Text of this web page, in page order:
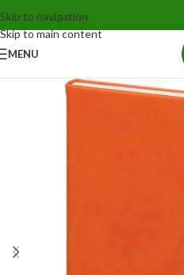
Skip to navigation
Skip to main content
MENU